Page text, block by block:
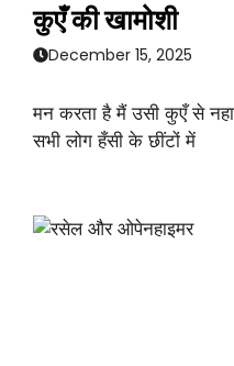
कुएँ की खामोशी
December 15, 2025
मन करता है मैं उसी कुएँ से
सभी लोग हँसी के छींटों में